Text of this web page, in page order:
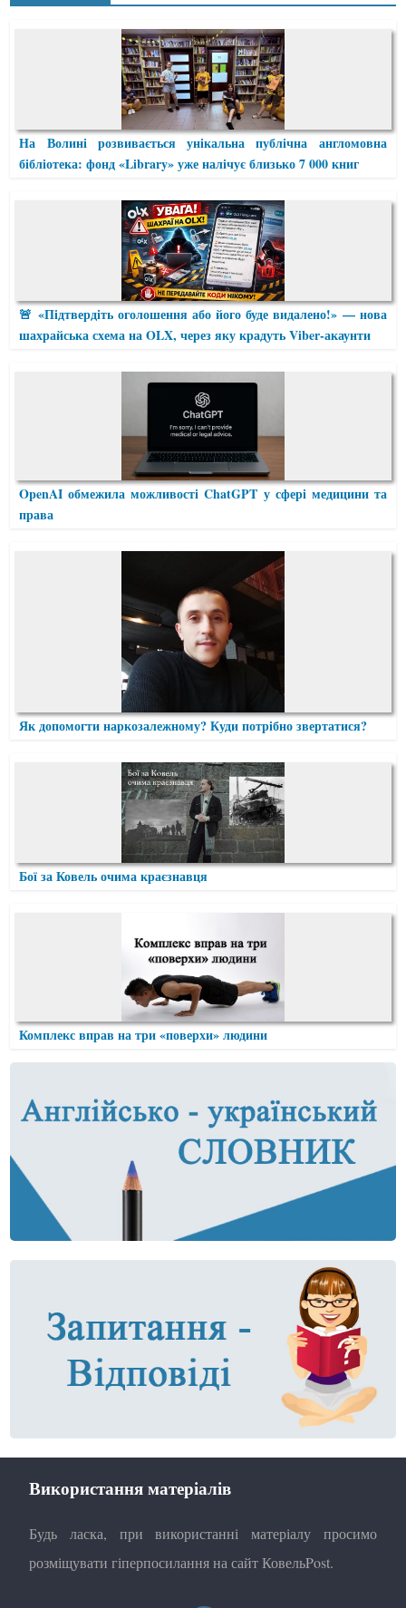
На Волині розвивається унікальна публічна англомовна
бібліотека: фонд «Library» уже налічує близько 7 000 книг
🚨 «Підтвердіть оголошення або його буде видалено!» — нова
шахрайська схема на OLX, через яку крадуть Viber-акаунти
OpenAI обмежила можливості ChatGPT у сфері медицини та
права
Як допомогти наркозалежному? Куди потрібно звертатися?
Бої за Ковель очима краєзнавця
Комплекс вправ на три «поверхи» людини
Використання матеріалів
Будь ласка, при використанні матеріалу просимо
розміщувати гіперпосилання на сайт КовельPost.